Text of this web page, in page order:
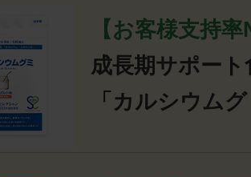
【お客様支持
成長期サポート
「カルシウム